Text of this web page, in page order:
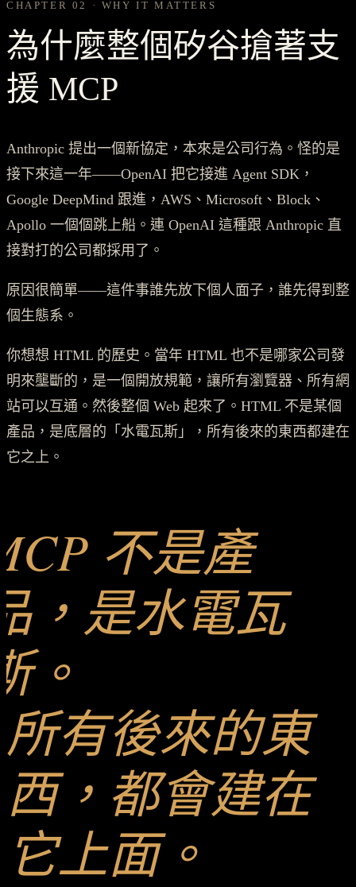
CHAPTER 02 · WHY IT MATTERS
為什麼整個矽谷搶著支
援 MCP
Anthropic 提出一個新協定，本來是公司行為。怪的是
接下來這一年——OpenAI 把它接進 Agent SDK，
Google DeepMind 跟進，AWS、Microsoft、Block、
Apollo 一個個跳上船。連 OpenAI 這種跟 Anthropic 直
接對打的公司都採用了。
原因很簡單——這件事誰先放下個人面子，誰先得到整
個生態系。
你想想 HTML 的歷史。當年 HTML 也不是哪家公司發
明來壟斷的，是一個開放規範，讓所有瀏覽器、所有網
站可以互通。然後整個 Web 起來了。HTML 不是某個
產品，是底層的「水電瓦斯」，所有後來的東西都建在
它之上。
不是產
，是水電瓦
。
所有後來的東
西，都會建在
它上面。